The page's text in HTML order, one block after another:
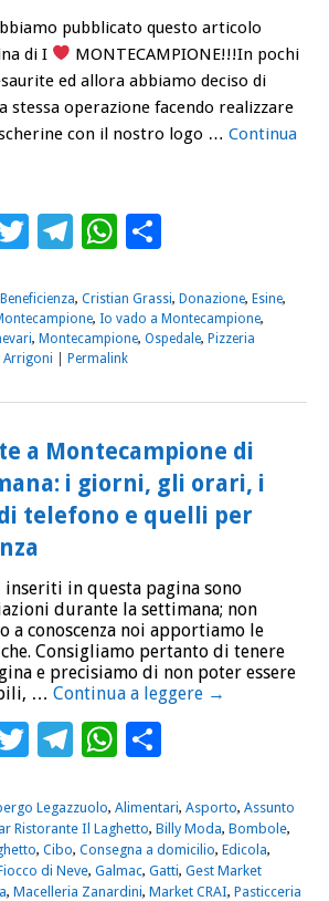
pubblicato questo articolo
di I
MONTECAMPIONE!!!In pochi
ed allora abbiamo deciso di
stessa operazione facendo realizzare
con il nostro logo … Continua
Twitter
Telegram
WhatsApp
Beneficienza, Cristian Grassi, Donazione, Esine,
, Io vado a Montecampione,
, Montecampione, Ospedale, Pizzeria
Arrigoni Permalink
a Montecampione di
i giorni, gli orari, i
telefono e quelli per
inseriti in questa pagina sono
durante la settimana; non
a conoscenza noi apportiamo le
Consigliamo pertanto di tenere
e precisiamo di non poter essere
… Continua a leggere →
Twitter
Telegram
WhatsApp
Legazzuolo, Alimentari, Asporto, Assunto
Ristorante Il Laghetto, Billy Moda, Bombole,
, Cibo, Consegna a domicilio, Edicola,
di Neve, Galmac, Gatti, Gest Market
, Macelleria Zanardini, Market CRAI, Pasticceria